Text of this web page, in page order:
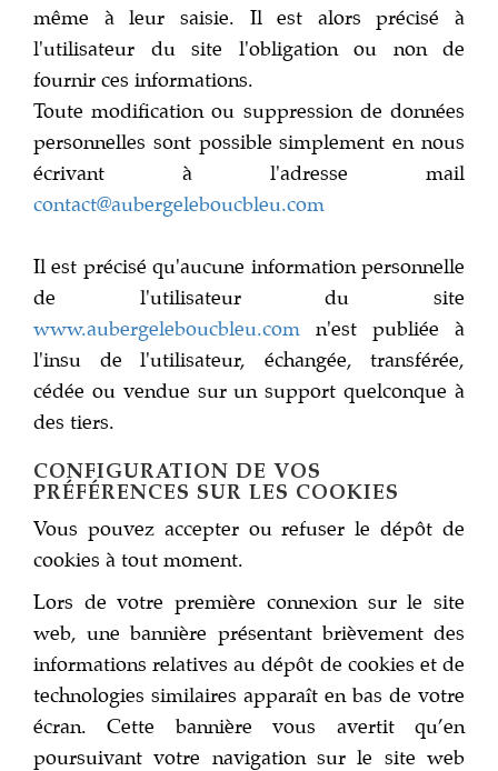
même à leur saisie. Il est alors précisé à
l'utilisateur du site l'obligation ou non de
fournir ces informations.
Toute modification ou suppression de données
personnelles sont possible simplement en nous
écrivant à l'adresse mail
contact@aubergeleboucbleu.com
Il est précisé qu'aucune information personnelle
de l'utilisateur du site
www.aubergeleboucbleu.com n'est publiée à
l'insu de l'utilisateur, échangée, transférée,
cédée ou vendue sur un support quelconque à
des tiers.
CONFIGURATION DE VOS
PRÉFÉRENCES SUR LES COOKIES
Vous pouvez accepter ou refuser le dépôt de
cookies à tout moment.
Lors de votre première connexion sur le site
web, une bannière présentant brièvement des
informations relatives au dépôt de cookies et de
technologies similaires apparaît en bas de votre
écran. Cette bannière vous avertit qu’en
poursuivant votre navigation sur le site web